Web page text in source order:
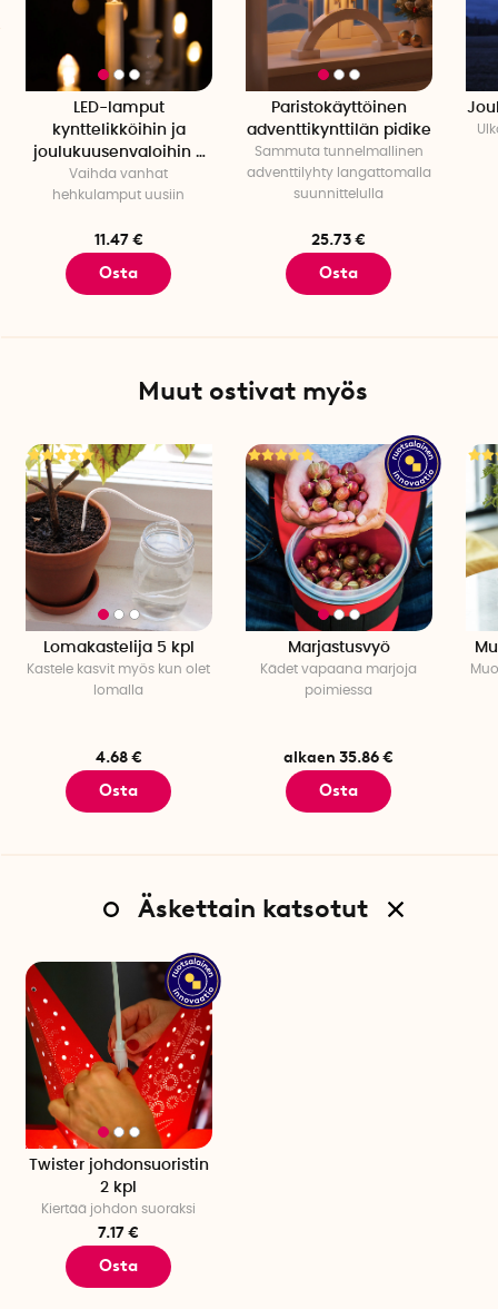
LED-lamput
kynttelikköihin ja
joulukuusenvaloihin 7
kpl
Vaihda vanhat
hehkulamput uusiin
11.47 €
Osta
Paristokäyttöinen
adventtikynttilän pidike
Sammuta tunnelmallinen
adventtilyhty langattomalla
suunnittelulla
25.73 €
Osta
Muut ostivat myös
Lomakastelija 5 kpl
Kastele kasvit myös kun olet
lomalla
4.68 €
Osta
Marjastusvyö
Kädet vapaana marjoja
poimiessa
alkaen 35.86 €
Osta
Äskettain katsotut
Twister johdonsuoristin
2 kpl
Kiertää johdon suoraksi
7.17 €
Osta